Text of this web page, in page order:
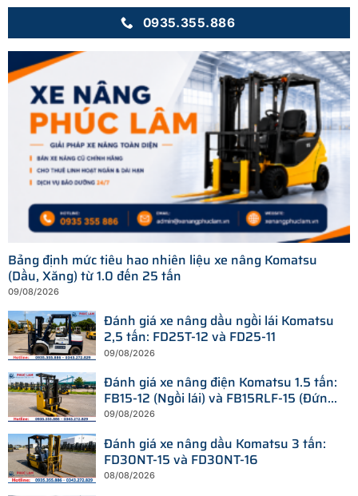
0935.355.886
Bảng định mức tiêu hao nhiên liệu xe nâng Komatsu
(Dầu, Xăng) từ 1.0 đến 25 tấn
09/08/2026
Đánh giá xe nâng dầu ngồi lái Komatsu
2,5 tấn: FD25T-12 và FD25-11
09/08/2026
Đánh giá xe nâng điện Komatsu 1.5 tấn:
FB15-12 (Ngồi lái) và FB15RLF-15 (Đứng
lái)
09/08/2026
Đánh giá xe nâng dầu Komatsu 3 tấn:
FD30NT-15 và FD30NT-16
08/08/2026